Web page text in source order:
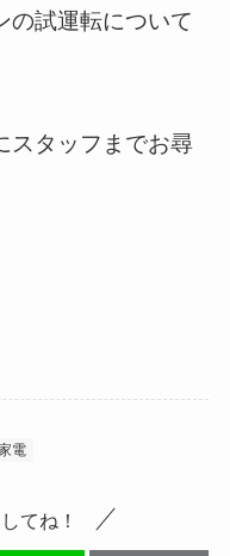
の試運転について
スタッフまでお尋
電
てね！